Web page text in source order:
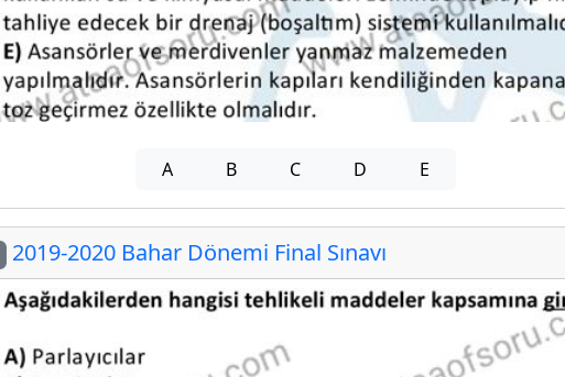
A B C D E
2019-2020 Bahar Dönemi Final Sınavı